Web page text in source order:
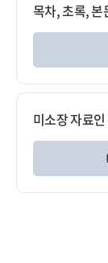
목차, 초록, 본
미소장 자료